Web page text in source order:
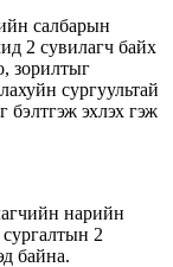
салбарын
2 сувилагч байх
зорилтыг
сургуультай
бэлтгэж эхлэх гэж
нарийн
2
байна.